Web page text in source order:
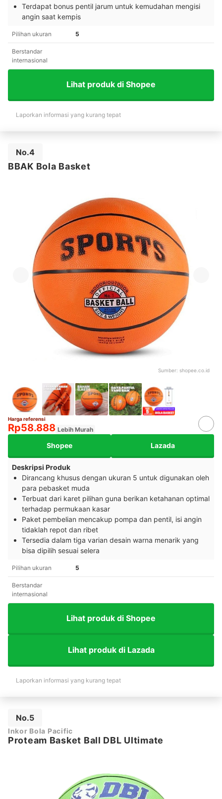
Terdapat bonus pentil jarum untuk kemudahan mengisi
angin saat kempis
Pilihan ukuran 5
Berstandar
internasional
Lihat produk di Shopee
Laporkan informasi yang kurang tepat
No.4
BBAK Bola Basket
Sumber: shopee.co.id
Harga referensi
Rp58.888 Lebih Murah
Shopee Lazada
Deskripsi Produk
Dirancang khusus dengan ukuran 5 untuk digunakan oleh
para pebasket muda
Terbuat dari karet pilihan guna berikan ketahanan optimal
terhadap permukaan kasar
Paket pembelian mencakup pompa dan pentil, isi angin
tidaklah repot dan ribet
Tersedia dalam tiga varian desain warna menarik yang
bisa dipilih sesuai selera
Pilihan ukuran 5
Berstandar
internasional
Lihat produk di Shopee
Lihat produk di Lazada
Laporkan informasi yang kurang tepat
No.5
Inkor Bola Pacific
Proteam Basket Ball DBL Ultimate